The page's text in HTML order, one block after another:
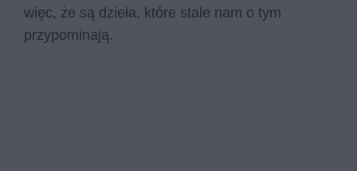
więc, że są dzieła, które stale nam o tym
przypominają.